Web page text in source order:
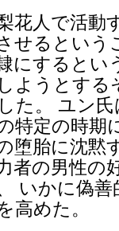
花人で活動
せるという
にするとい
ようとす
た。 ユン
特定の時期
堕胎に沈黙
者の男性の
いかに偽
高めた。